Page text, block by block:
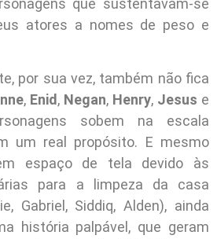
que sustentavam-se
atores a nomes de peso e
por sua vez, também não fica
, Enid, Negan, Henry, Jesus e
sobem na escala
um real propósito. E mesmo
espaço de tela devido às
para a limpeza da casa
Gabriel, Siddiq, Alden), ainda
história palpável, que geram